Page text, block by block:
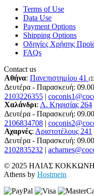
Terms of Use
Data Use
Payment Options
Shipping Options
Οδηγίες Χρήσης
FAQs
Contact us
Αθήνα: Πανεπιστημίου 41
Δευτέρα - Παρασκευή:
2103226355 |
Χαλάνδρι: Λ. Κηφισίας 264
Δευτέρα - Παρασκευή:
2106834708 |
Αχαρνές: Αριστοτέλους 241
Δευτέρα - Παρασκευή:
2102835232 |
© 2025 ΗΛΙΑΣ
Athens by Hostmein